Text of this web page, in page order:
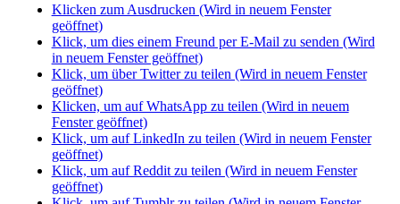
Klicken zum Ausdrucken (Wird in neuem Fenster
geöffnet)
Klick, um dies einem Freund per E-Mail zu senden (Wird
in neuem Fenster geöffnet)
Klick, um über Twitter zu teilen (Wird in neuem Fenster
geöffnet)
Klicken, um auf WhatsApp zu teilen (Wird in neuem
Fenster geöffnet)
Klick, um auf LinkedIn zu teilen (Wird in neuem Fenster
geöffnet)
Klick, um auf Reddit zu teilen (Wird in neuem Fenster
geöffnet)